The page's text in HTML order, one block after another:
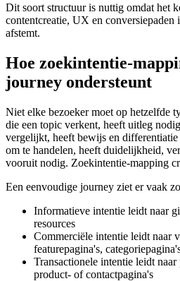
Dit soort structuur is nuttig omdat het
contentcreatie, UX en conversiepaden
afstemt.
Hoe zoekintentie-
journey ondersteunt
Niet elke bezoeker moet op hetzelfde
die een topic verkent, heeft uitleg
vergelijkt, heeft bewijs en
om te handelen, heeft duidelijkheid,
vooruit nodig. Zoekintentie-mapping
Een eenvoudige journey ziet er vaak
Informatieve intentie leidt naar
resources
Commerciële intentie leidt naar
featurepagina's,
Transactionele intentie leidt
product- of contactpagina's